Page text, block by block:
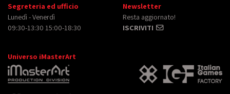
Segreteria ed ufficio
Lunedì - Venerdì
09:30-13:30 15:00-18:30
Newsletter
Resta aggiornato!
ISCRIVITI
Universo iMasterArt